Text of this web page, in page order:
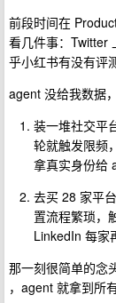
前段时间在
看几件事：Twitter
乎小红书有没有评
agent 没给我数据
装一堆社交平
轮就触发限频
拿真实身份给
去买 28 家平
置流程繁琐，
LinkedIn 每家
那一刻很简单的念
，agent 就拿到所